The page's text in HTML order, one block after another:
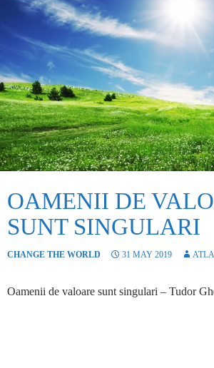
OAMENII DE
SUNT SINGULARI
CHANGE THE WORLD 31 MAY 2019
Oamenii de valoare sunt singulari – Tudor